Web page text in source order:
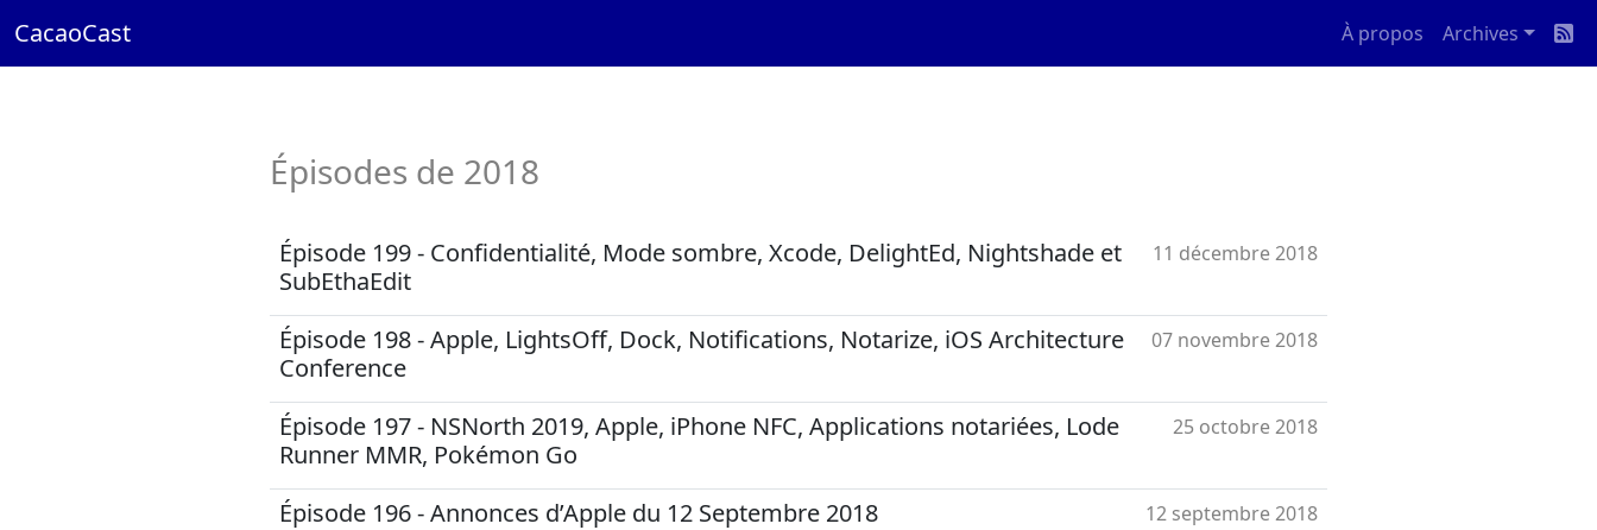
CacaoCast À propos Archives
Épisodes de 2018
Épisode 199 - Confidentialité, Mode sombre, Xcode, DelightEd, Nightshade et
SubEthaEdit
11 décembre 2018
Épisode 198 - Apple, LightsOff, Dock, Notifications, Notarize, iOS Architecture
Conference
07 novembre 2018
Épisode 197 - NSNorth 2019, Apple, iPhone NFC, Applications notariées, Lode
Runner MMR, Pokémon Go
25 octobre 2018
Épisode 196 - Annonces d’Apple du 12 Septembre 2018 12 septembre 2018